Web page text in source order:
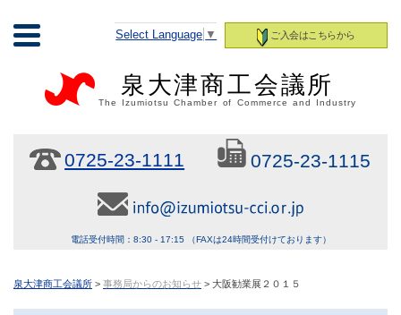
ご入会はこちらから
Select Language ▼
泉大津商工会議所
The Izumiotsu Chamber of Commerce and Industry
0725-23-1111 0725-23-1115
電話受付時間：8:30 - 17:15 （FAXは24時間受付けております）
泉大津商工会議所 > 事務局からのお知らせ > 大阪勧業展２０１５